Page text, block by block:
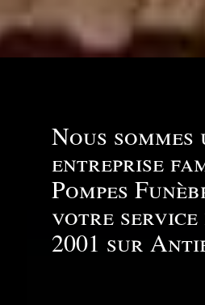
Nous sommes
entreprise
Pompes
votre service
2001 sur